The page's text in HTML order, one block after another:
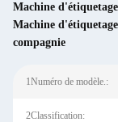
Machine
Machine
compagnie
1Numéro de modèle.:
2Classification: